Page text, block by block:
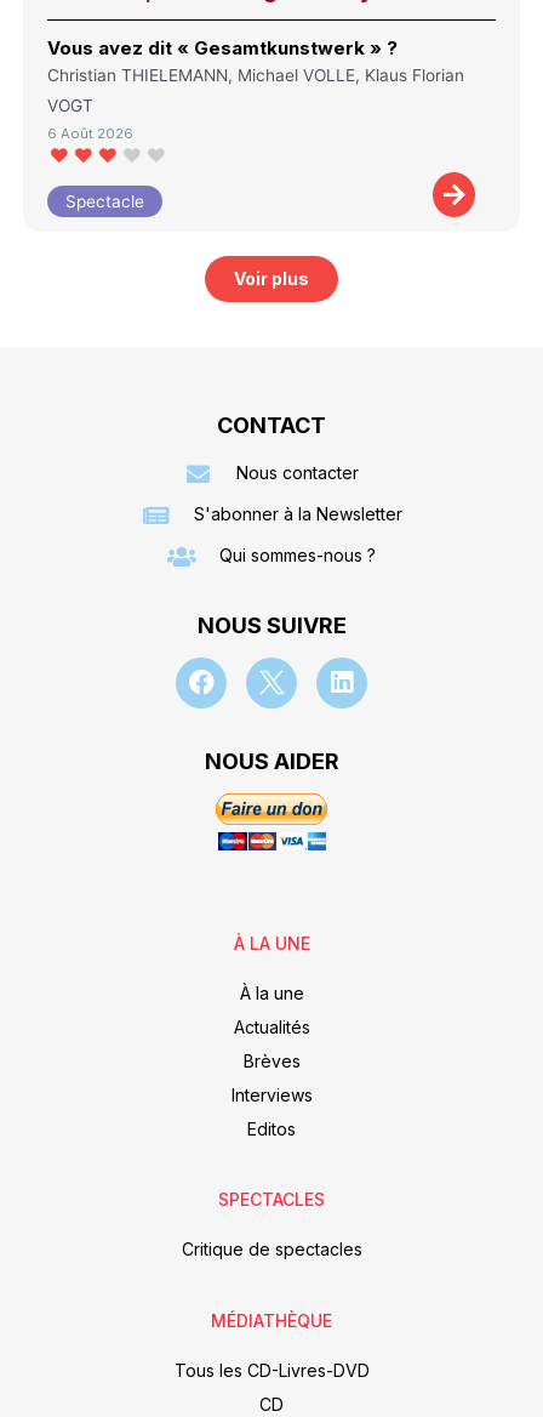
Vous avez dit « Gesamtkunstwerk » ?
Christian THIELEMANN, Michael VOLLE, Klaus Florian
VOGT
6 Août 2026
Spectacle
Voir plus
CONTACT
Nous contacter
S'abonner à la Newsletter
Qui sommes-nous ?
NOUS SUIVRE
NOUS AIDER
À LA UNE
À la une
Actualités
Brèves
Interviews
Editos
SPECTACLES
Critique de spectacles
MÉDIATHÈQUE
Tous les CD-Livres-DVD
CD